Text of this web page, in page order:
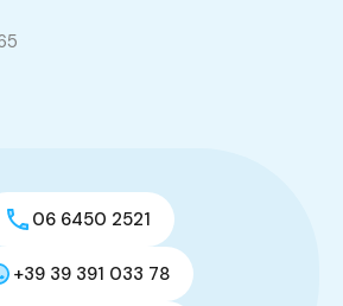
06 6450 2521
+39 39 391 033 78